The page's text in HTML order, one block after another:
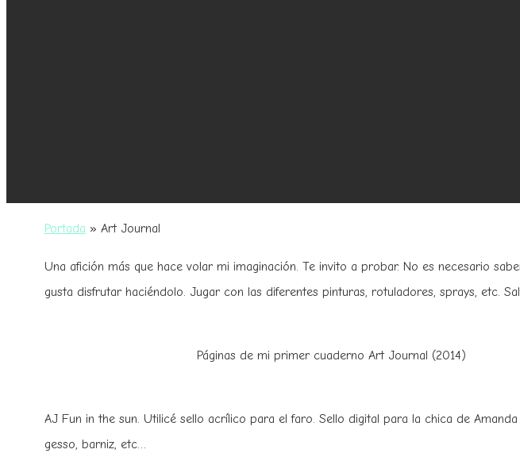
Portada » Art Journal
Una afición más que hace volar mi imaginación. Te invito a probar. No es necesario
gusta disfrutar haciéndolo. Jugar con las diferentes pinturas, rotuladores, sprays, etc.
Páginas de mi primer cuaderno Art Journal (2014)
AJ Fun in the sun. Utilicé sello acrílico para el faro. Sello digital para la chica de
gesso, barniz, etc…